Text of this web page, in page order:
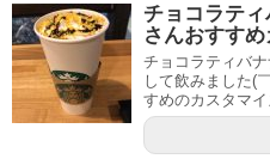
チョコラテ
さんおすす
チョコラティバ
して飲みました(
すめのカスタマイ